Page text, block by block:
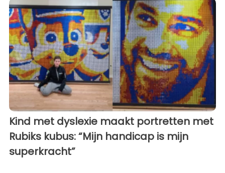
Kind met dyslexie maakt portretten met
Rubiks kubus: “Mijn handicap is mijn
superkracht”